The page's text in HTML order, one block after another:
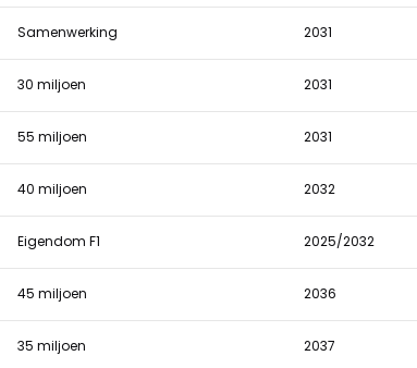
Samenwerking 2031
30 miljoen 2031
55 miljoen 2031
40 miljoen 2032
Eigendom F1 2025/2032
45 miljoen 2036
35 miljoen 2037